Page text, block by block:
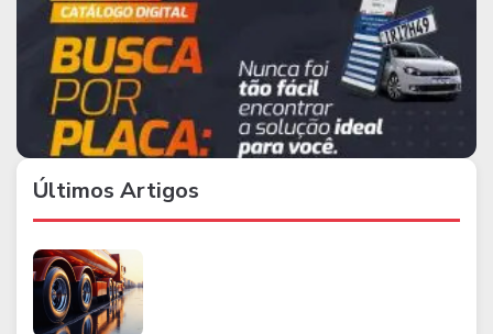
Últimos Artigos